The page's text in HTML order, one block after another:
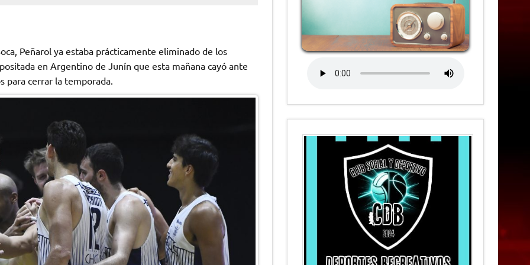
Peñarol ya estaba prácticamente eliminado de los
en Argentino de Junín que esta mañana cayó ante
para cerrar la temporada.